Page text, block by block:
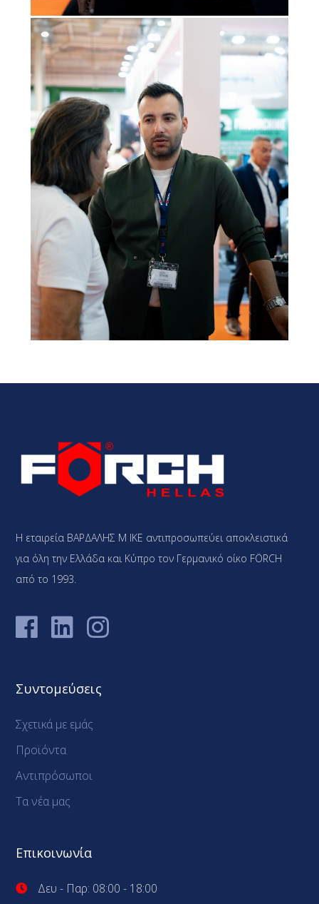
Η εταιρεία ΒΑΡΔΑΛΗΣ Μ ΙΚΕ αντιπροσωπεύει αποκλειστικά
για όλη την Ελλάδα και Κύπρο τον Γερμανικό οίκο FÖRCH
από το 1993.
Συντομεύσεις
Σχετικά με εμάς
Προϊόντα
Αντιπρόσωποι
Τα νέα μας
Επικοινωνία
Δευ - Παρ: 08:00 - 18:00